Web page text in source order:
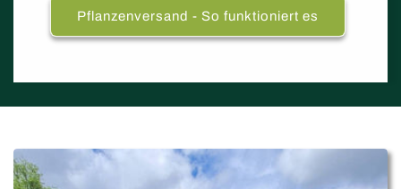
Pflanzenversand - So funktioniert es